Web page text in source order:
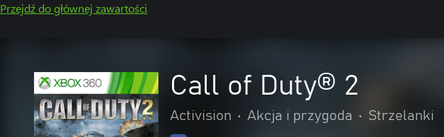
Przejdź do głównej zawartości
Call of Duty® 2
Activision • Akcja i przygoda • Strzelanki